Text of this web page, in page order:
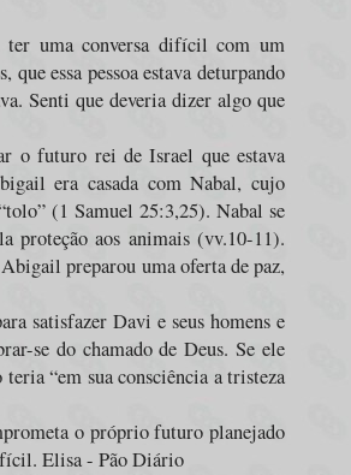
uma conversa difícil com um
essa pessoa estava deturpando
Senti que deveria dizer algo que
o futuro rei de Israel que estava
era casada com Nabal, cujo
(1 Samuel 25:3,25). Nabal se
proteção aos animais (vv.10-11).
preparou uma oferta de paz,
satisfazer Davi e seus homens e
se do chamado de Deus. Se ele
teria “em sua consciência a tristeza
o próprio futuro planejado
Elisa - Pão Diário